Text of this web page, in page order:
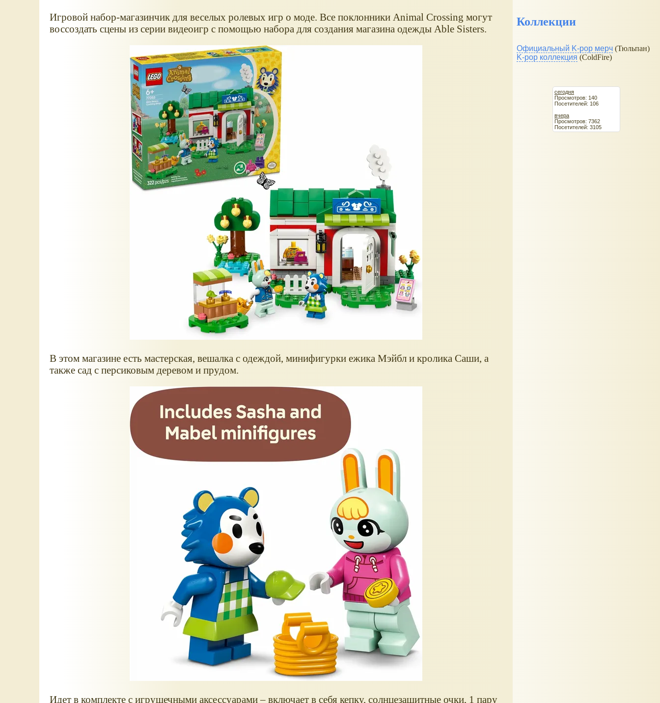
Игровой набор-магазинчик для веселых ролевых игр о моде. Все поклонники Animal Crossing могут
воссоздать сцены из серии видеоигр с помощью набора для создания магазина одежды Able Sisters.
В этом магазине есть мастерская, вешалка с одеждой, минифигурки ежика Мэйбл и кролика Саши, а
также сад с персиковым деревом и прудом.
Идет в комплекте с игрушечными аксессуарами – включает в себя кепку, солнцезащитные очки, 1 пару
Коллекции
Официальный K-pop мерч (Тюльпан)
K-pop коллекция (ColdFire)
сегодня
Просмотров: 140
Посетителей: 106
вчера
Просмотров: 7362
Посетителей: 3105